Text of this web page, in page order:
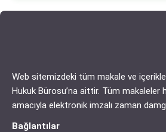
Web sitemizdeki tüm makale ve
Hukuk Bürosu’na aittir. Tüm makaleler
amacıyla elektronik imzalı zaman
Bağlantılar